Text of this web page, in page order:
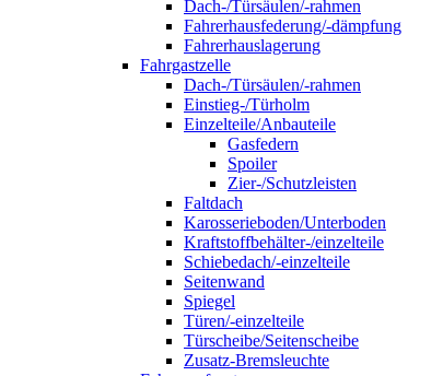
Dach-/Türsäulen/-rahmen
Fahrerhausfederung/-dämpfung
Fahrerhauslagerung
Fahrgastzelle
Dach-/Türsäulen/-rahmen
Einstieg-/Türholm
Einzelteile/Anbauteile
Gasfedern
Spoiler
Zier-/Schutzleisten
Faltdach
Karosserieboden/Unterboden
Kraftstoffbehälter-/einzelteile
Schiebedach/-einzelteile
Seitenwand
Spiegel
Türen/-einzelteile
Türscheibe/Seitenscheibe
Zusatz-Bremsleuchte